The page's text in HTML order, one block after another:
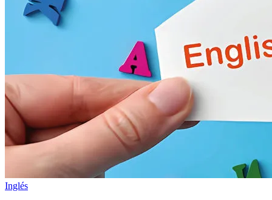
Inglés